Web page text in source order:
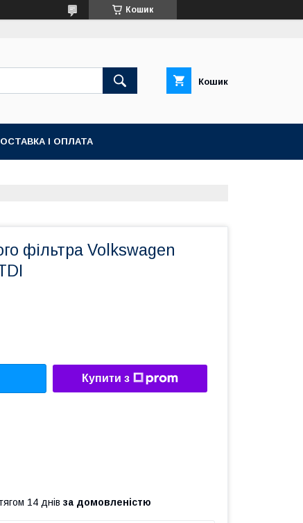
Кошик
Кошик
І ОПЛАТА
фільтра Volkswagen
Купити з
14 днів за домовленістю